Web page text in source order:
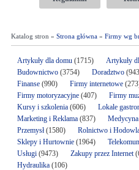
Katalog stron » Strona główna» Firmy wg
Artykuły dla domu(1715) Artykuły
Budownictwo(3754) Doradztwo
Finanse(990) Firmy internetowe
Firmy motoryzacyjne(407) Firmy
Kursy i szkolenia(606) Lokale
Marketing i Reklama(837) Medycyna
Przemysł(1580) Rolnictwo i
Sklepy i Hurtownie(1964)
Usługi(9473) Zakupy przez Internet
Hydraulika(106)